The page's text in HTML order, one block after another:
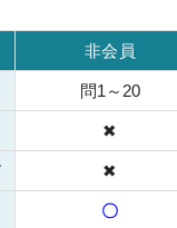
非会員
問1～20
✖
✖
〇